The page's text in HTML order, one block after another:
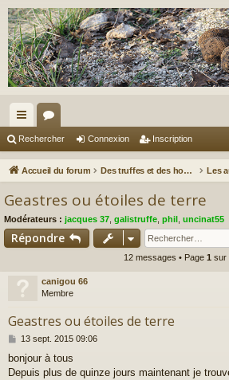
ac
co
s
or
u
Rechercher Connexion Inscription
Accueil du forum Des truffes et des hommes.
Geastres ou étoiles de terre
Modérateurs : jacques 37 galistruffe phil uncinat55
Répondre
12 messages • Page 1 sur
canigou 66
Membre
Geastres ou étoiles de terre
M
s
s
13 sept. 2015 09:06
bonjour à tous
Depuis plus de quinze jours maintenant je